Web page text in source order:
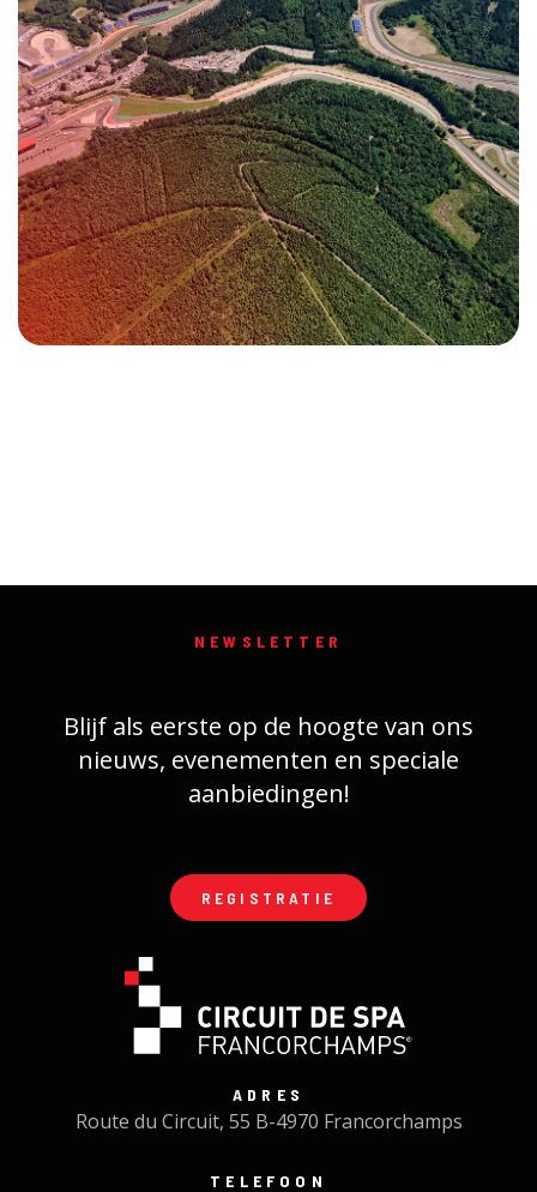
NEWSLETTER
Blijf als eerste op de hoogte van ons
nieuws, evenementen en speciale
aanbiedingen!
REGISTRATIE
ADRES
Route du Circuit, 55 B-4970 Francorchamps
TELEFOON